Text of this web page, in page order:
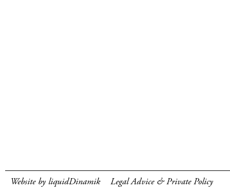
Website by liquidDinamik Legal Advice & Private Policy